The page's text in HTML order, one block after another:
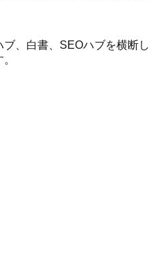
、白書、SEOハブを横断し